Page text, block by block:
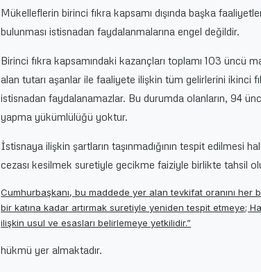
Mükelleflerin birinci fıkra kapsamı dışında başka
bulunması istisnadan faydalanmalarına engel değildir.
Birinci fıkra kapsamındaki kazançları toplamı 103 üncü
alan tutarı aşanlar ile faaliyete ilişkin tüm gelirlerini ikinci
istisnadan faydalanamazlar. Bu durumda olanların, 94
yapma yükümlülüğü yoktur.
İstisnaya ilişkin şartların taşınmadığının tespit edilmesi
cezası kesilmek suretiyle gecikme faiziyle birlikte tahsil
Cumhurbaşkanı, bu maddede yer alan tevkifat oranını her
bir katına kadar artırmak suretiyle yeniden tespit etmeye;
ilişkin usul ve esasları belirlemeye yetkilidir.”
hükmü yer almaktadır.